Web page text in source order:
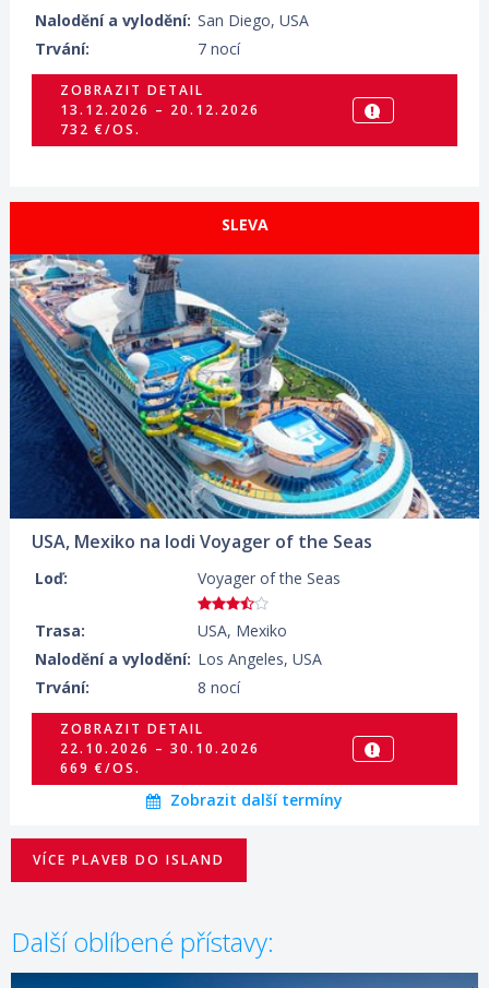
Nalodění a vylodění: San Diego, USA
Trvání:
7 nocí
ZOBRAZIT DETAIL
13.12.2026 – 20.12.2026
732 €/OS.
SLEVA
USA, Mexiko na lodi Voyager of the Seas
Loď: Voyager of the Seas
Trasa:
USA, Mexiko
Nalodění a vylodění: Los Angeles, USA
Trvání:
8 nocí
22.10.2026 – 30.10.2026
ZOBRAZIT DETAIL
05.11.2026 – 13.11.2026
691 €/OS.
ZOBRAZIT DETAIL
22.10.2026 – 30.10.2026
669 €/OS.
Zobrazit další termíny
VÍCE PLAVEB DO ISLAND
Další oblíbené přístavy: